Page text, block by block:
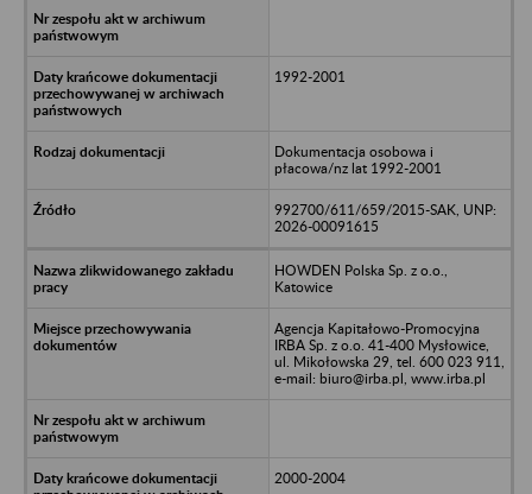
1992-2001
Dokumentacja osobowa i
płacowa/nz lat 1992-2001
992700/611/659/2015-SAK, UNP:
2026-00091615
HOWDEN Polska Sp. z o.o.,
Katowice
Agencja Kapitałowo-Promocyjna
IRBA Sp. z o.o. 41-400 Mysłowice,
ul. Mikołowska 29, tel. 600 023 911,
e-mail: biuro@irba.pl, www.irba.pl
2000-2004